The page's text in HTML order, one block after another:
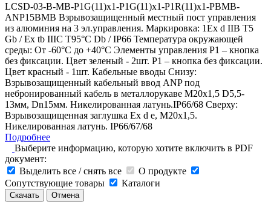
LCSD-03-B-MB-P1G(11)x1-P1G(11)x1-P1R(11)x1-PBMB-
ANP15BMB Взрывозащищенный местный пост управления
из алюминия на 3 эл.управления. Маркировка: 1Ex d IIB T5
Gb / Ex tb IIIC T95°С Db / IP66 Температура окружающей
среды: От -60°C до +40°C Элементы управления P1 – кнопка
без фиксации. Цвет зеленый - 2шт. P1 – кнопка без фиксации.
Цвет красный - 1шт. Кабельные вводы Снизу:
Взрывозащищенный кабельный ввод ANP под
небронированный кабель в металлорукаве M20х1,5 D5,5-
13мм, Dn15мм. Никелированная латунь.IP66/68 Сверху:
Взрывозащищенная заглушка Ex d e, М20x1,5.
Никелированная латунь. IP66/67/68
Подробнее
Выберите информацию, которую хотите включить в PDF
документ:
Выделить все / снять все
О продукте
Сопутствующие товары
Каталоги
Скачать Отмена